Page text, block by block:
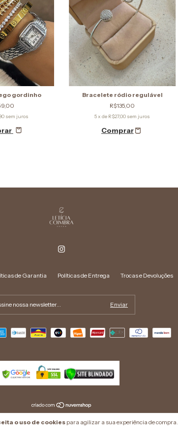
o uso de cookiespara agilizar a sua experiência de compra.
gordinho
sem juros
Bracelete ródio regulável
R$135,00
5 x de R$27,00 sem juros
de Garantia Políticas de Entrega Trocas e Devoluções
Semijoias - 41796744000141 - 2026. Todos os direitos reservados.